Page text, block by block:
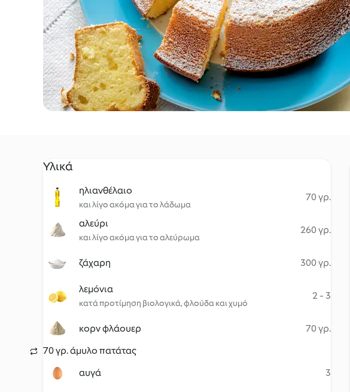
Υλικά
ηλιανθέλαιο
και λίγο ακόμα για το λάδωμα
70 γρ.
αλεύρι
και λίγο ακόμα για το αλεύρωμα
260 γρ.
ζάχαρη 300 γρ.
λεμόνια
κατά προτίμηση βιολογικά, φλούδα και χυμό
2 - 3
κορν φλάουερ
70 γρ.
70 γρ. άμυλο πατάτας
αυγά
3